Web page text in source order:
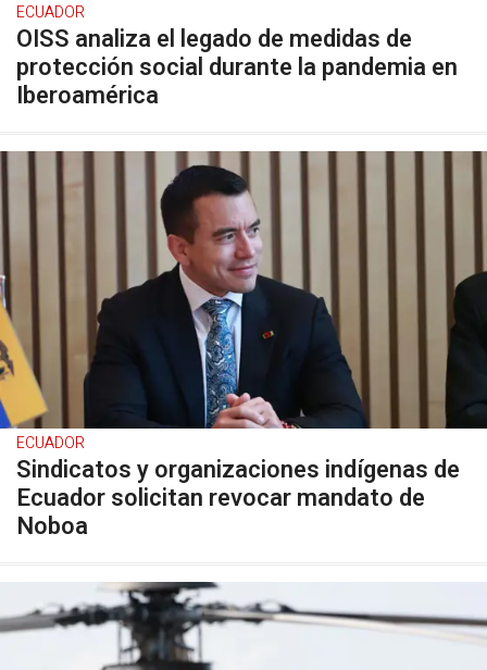
ECUADOR
OISS analiza el legado de medidas de
protección social durante la pandemia en
Iberoamérica
ECUADOR
Sindicatos y organizaciones indígenas de
Ecuador solicitan revocar mandato de
Noboa